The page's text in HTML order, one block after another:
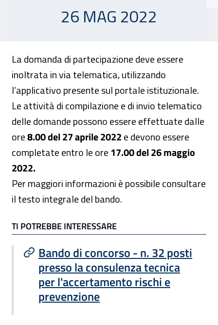
26 MAG 2022
La domanda di partecipazione deve essere
inoltrata in via telematica, utilizzando
l’applicativo presente sul portale istituzionale.
Le attività di compilazione e di invio telematico
delle domande possono essere effettuate dalle
ore8.00 del 27 aprile 2022e devono essere
completate entro le ore17.00 del 26 maggio
2022.
Per maggiori informazioni è possibile consultare
il testo integrale del bando.
TI POTREBBE INTERESSARE
TI POTREBBE INTERESSARE
Bando di concorso - n. 32 posti
presso la consulenza tecnica
per l'accertamento rischi e
prevenzione